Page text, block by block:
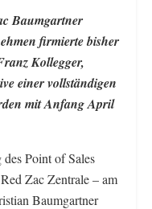
Baumgartner
firmierte bisher
Kollegger,
einer vollständigen
mit Anfang April
Point of Sales
Zac Zentrale – am
Baumgartner